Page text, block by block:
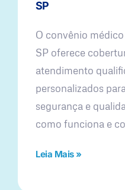
SP
O convênio
SP oferece
atendimento
personalizados
segurança e
como funciona e
Leia Mais »